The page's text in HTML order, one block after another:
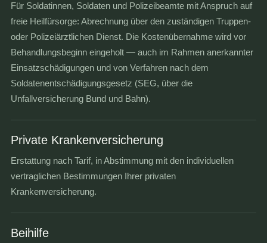
Für Soldatinnen, Soldaten und Polizeibeamte mit Anspruch auf
freie Heilfürsorge: Abrechnung über den zuständigen Truppen-
oder Polizeiärztlichen Dienst. Die Kostenübernahme wird vor
Behandlungsbeginn eingeholt — auch im Rahmen anerkannter
Einsatzschädigungen und von Verfahren nach dem
Soldatenentschädigungsgesetz (SEG, über die
Unfallversicherung Bund und Bahn).
Private Krankenversicherung
Erstattung nach Tarif, in Abstimmung mit den individuellen
vertraglichen Bestimmungen Ihrer privaten
Krankenversicherung.
Beihilfe